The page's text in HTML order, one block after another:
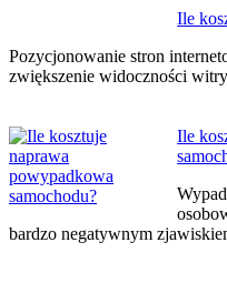
Ile
Pozycjonowanie stron
zwiększenie widoczności
Ile
bardzo negatywnym